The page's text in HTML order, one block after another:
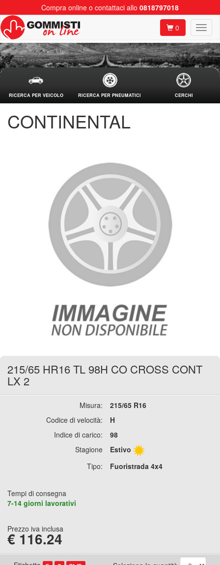
Compra online o contattaci allo 0818797018
0
RICERCA PER VEICOLO RICERCA PER PNEUMATICI CERCHI
CONTINENTAL
215/65 HR16 TL 98H CO CROSS CONT
LX 2
Misura:
215/65 R16
Codice di velocità:
H
Indice di carico:
98
Stagione
Estivo
Tipo:
Fuoristrada 4x4
Tempi di consegna
7-14 giorni lavorativi
Prezzo iva inclusa
€ 116.24